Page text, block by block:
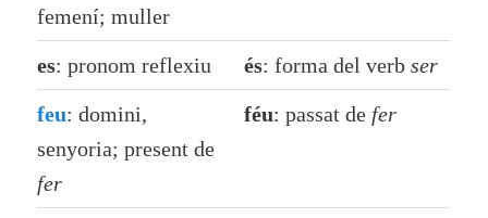
femení; muller
es: pronom reflexiu és: forma del verbser
feu: domini,
senyoria; present de
fer
féu: passat de fer